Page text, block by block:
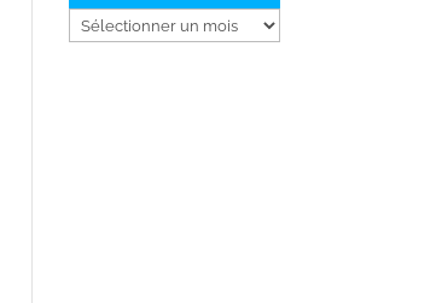
Archives